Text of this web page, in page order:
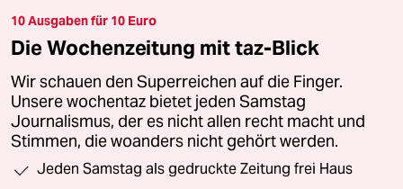
10 Ausgaben für 10 Euro
Die Wochenzeitung mit taz-Blick
Wir schauen den Superreichen auf die Finger.
Unsere wochentaz bietet jeden Samstag
Journalismus, der es nicht allen recht macht und
Stimmen, die woanders nicht gehört werden.
Jeden Samstag als gedruckte Zeitung frei Haus